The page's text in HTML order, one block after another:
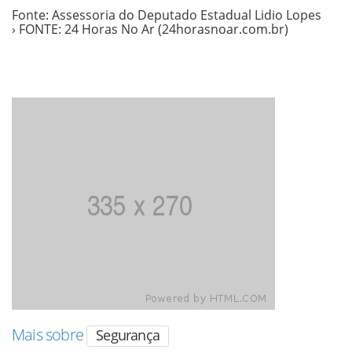
Fonte: Assessoria do Deputado Estadual Lidio Lopes
› FONTE: 24 Horas No Ar (24horasnoar.com.br)
Mais sobre Segurança